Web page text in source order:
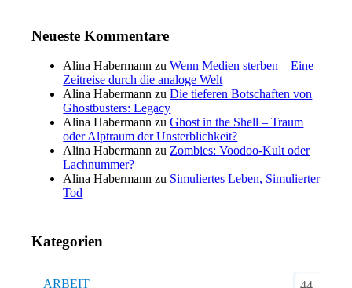
Neueste Kommentare
Alina Habermann zuWenn Medien sterben – Eine
Zeitreise durch die analoge Welt
Alina Habermann zuDie tieferen Botschaften von
Ghostbusters: Legacy
Alina Habermann zuGhost in the Shell – Traum
oder Alptraum der Unsterblichkeit?
Alina Habermann zu Zombies: Voodoo-Kult oder
Lachnummer?
Alina Habermann zu Simuliertes Leben, Simulierter
Tod
Kategorien
ARBEIT
44